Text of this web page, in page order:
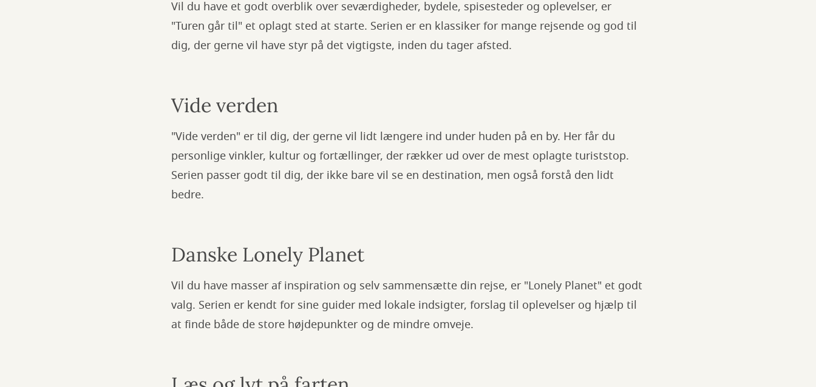
Vil du have et godt overblik over seværdigheder, bydele, spisesteder og oplevelser, er
"Turen går til" et oplagt sted at starte. Serien er en klassiker for mange rejsende og god til
dig, der gerne vil have styr på det vigtigste, inden du tager afsted.
Vide verden
"Vide verden" er til dig, der gerne vil lidt længere ind under huden på en by. Her får du
personlige vinkler, kultur og fortællinger, der rækker ud over de mest oplagte turiststop.
Serien passer godt til dig, der ikke bare vil se en destination, men også forstå den lidt
bedre.
Danske Lonely Planet
Vil du have masser af inspiration og selv sammensætte din rejse, er "Lonely Planet" et godt
valg. Serien er kendt for sine guider med lokale indsigter, forslag til oplevelser og hjælp til
at finde både de store højdepunkter og de mindre omveje.